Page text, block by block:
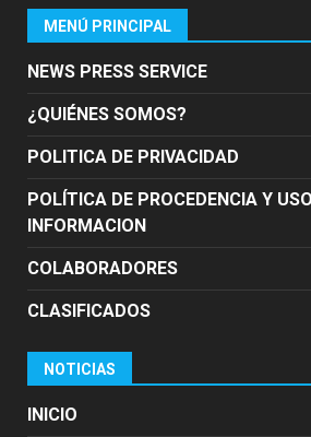
MENÚ PRINCIPAL
NEWS PRESS SERVICE
¿QUIÉNES SOMOS?
POLITICA DE PRIVACIDAD
POLÍTICA DE PROCEDENCIA Y
INFORMACION
COLABORADORES
CLASIFICADOS
NOTICIAS
INICIO